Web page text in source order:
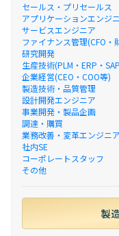
セールス・プリセールス
アプリケーションエンジ
サービスエンジニア
ファイナンス管理(CFO・
研究開発
生産技術(PLM・ERP・
企業経営(CEO・COO等)
製造技術・品質管理
設計開発エンジニア
事業開発・製品企画
調達・購買
業務改善・変革エンジニア
社内SE
コーポレートスタッフ
その他
製